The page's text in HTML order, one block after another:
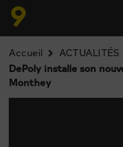
Accueil
ACTUALITÉS
DePoly installe son
Monthey